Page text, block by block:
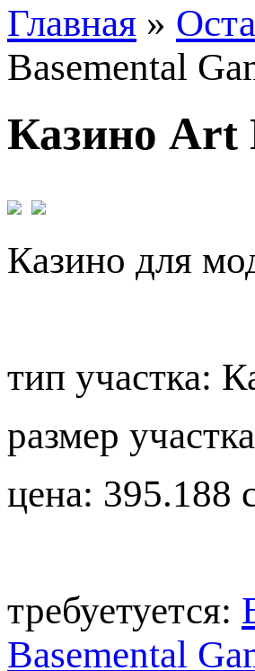
Главная »
Basemental
Казино Art
Казино для
тип участка:
размер
цена: 395.188
требуетуется:
Basemental